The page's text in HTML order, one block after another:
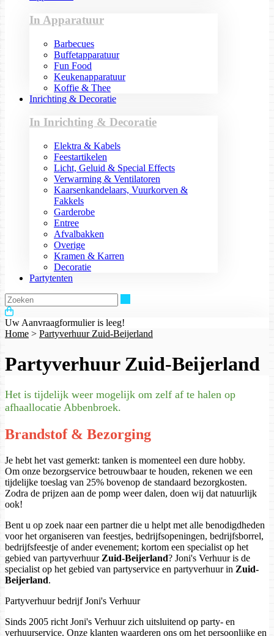
In Apparatuur
Barbecues
Buffetapparatuur
Fun Food
Keukenapparatuur
Koffie & Thee
Inrichting & Decoratie
In Inrichting & Decoratie
Elektra & Kabels
Feestartikelen
Licht, Geluid & Special Effects
Verwarming & Ventilatoren
Kaarsenkandelaars, Vuurkorven &
Fakkels
Garderobe
Entree
Afvalbakken
Overige
Kramen & Karren
Decoratie
Partytenten
Uw Aanvraagformulier is leeg!
Home > Partyverhuur Zuid-Beijerland
Partyverhuur Zuid-Beijerland
Het is tijdelijk weer mogelijk om zelf af te halen op
afhaallocatie Abbenbroek.
Brandstof & Bezorging
Je hebt het vast gemerkt: tanken is momenteel een dure hobby.
Om onze bezorgservice betrouwbaar te houden, rekenen we een
tijdelijke toeslag van 25% bovenop de standaard bezorgkosten.
Zodra de prijzen aan de pomp weer dalen, doen wij dat natuurlijk
ook!
Bent u op zoek naar een partner die u helpt met alle benodigdheden
voor het organiseren van feestjes, bedrijfsopeningen, bedrijfsborrel,
bedrijfsfeestje of ander evenement; kortom een specialist op het
gebied van partyverhuur Zuid-Beijerland? Joni's Verhuur is de
specialist op het gebied van partyservice en partyverhuur in Zuid-
Beijerland.
Partyverhuur bedrijf Joni's Verhuur
Sinds 2005 richt Joni's Verhuur zich uitsluitend op party- en
verhuurservice. Onze klanten waarderen ons om het persoonlijke en